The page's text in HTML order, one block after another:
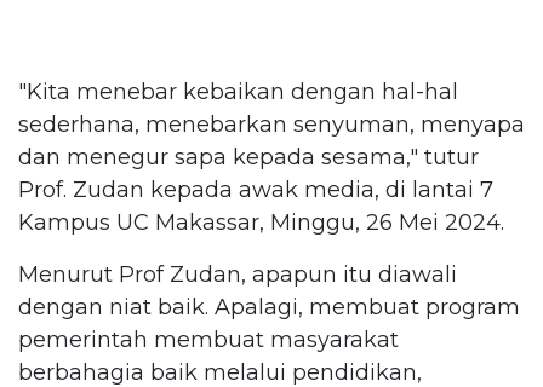
"Kita menebar kebaikan dengan hal-hal
sederhana, menebarkan senyuman, menyapa
dan menegur sapa kepada sesama," tutur
Prof. Zudan kepada awak media, di lantai 7
Kampus UC Makassar, Minggu, 26 Mei 2024.
Menurut Prof Zudan, apapun itu diawali
dengan niat baik. Apalagi, membuat program
pemerintah membuat masyarakat
berbahagia baik melalui pendidikan,